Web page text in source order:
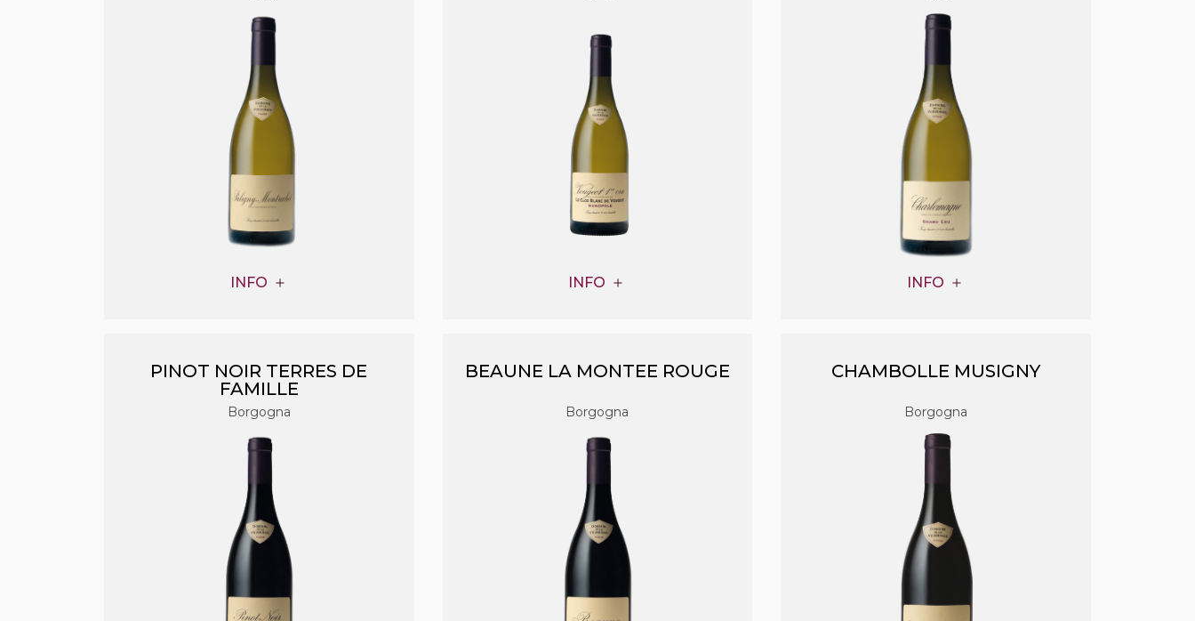
INFO INFO INFO
PINOT NOIR TERRES DE
FAMILLE
Borgogna
BEAUNE LA MONTEE ROUGE
Borgogna
CHAMBOLLE MUSIGNY
Borgogna